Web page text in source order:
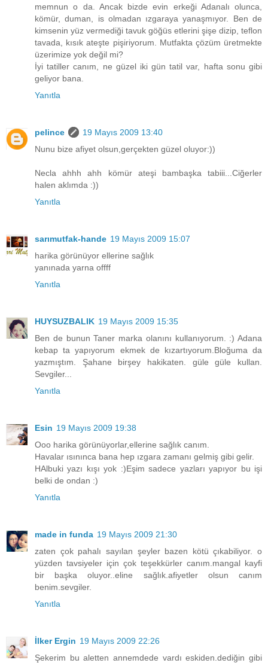
memnun o da. Ancak bizde evin erkeği Adanalı olunca,
kömür, duman, is olmadan ızgaraya yanaşmıyor. Ben de
kimsenin yüz vermediği tavuk göğüs etlerini şişe dizip, teflon
tavada, kısık ateşte pişiriyorum. Mutfakta çözüm üretmekte
üzerimize yok değil mi?
İyi tatiller canım, ne güzel iki gün tatil var, hafta sonu gibi
geliyor bana.
Yanıtla
pelince
19 Mayıs 2009 13:40
Nunu bize afiyet olsun,gerçekten güzel oluyor:))
Necla ahhh ahh kömür ateşi bambaşka tabiii...Ciğerler
halen aklımda :))
Yanıtla
sarımutfak-hande 19 Mayıs 2009 15:07
harika görünüyor ellerine sağlık
yanınada yarna offff
Yanıtla
HUYSUZBALIK 19 Mayıs 2009 15:35
Ben de bunun Taner marka olanını kullanıyorum. :) Adana
kebap ta yapıyorum ekmek de kızartıyorum.Bloğuma da
yazmıştım. Şahane birşey hakikaten. güle güle kullan.
Sevgiler...
Yanıtla
Esin 19 Mayıs 2009 19:38
Ooo harika görünüyorlar,ellerine sağlık canım.
Havalar ısınınca bana hep ızgara zamanı gelmiş gibi gelir.
HAlbuki yazı kışı yok :)Eşim sadece yazları yapıyor bu işi
belki de ondan :)
Yanıtla
made in funda 19 Mayıs 2009 21:30
zaten çok pahalı sayılan şeyler bazen kötü çıkabiliyor. o
yüzden tavsiyeler için çok teşekkürler canım.mangal kayfi
bir başka oluyor..eline sağlık.afiyetler olsun canım
benim.sevgiler.
Yanıtla
İlker Ergin 19 Mayıs 2009 22:26
Şekerim bu aletten annemdede vardı eskiden.dediğin gibi